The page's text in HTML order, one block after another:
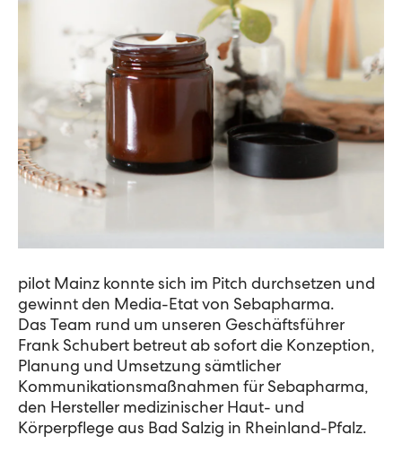
pilot Mainz konnte sich im Pitch durchsetzen und
gewinnt den Media-Etat von Sebapharma.
Das Team rund um unseren Geschäftsführer
Frank Schubert betreut ab sofort die Konzeption,
Planung und Umsetzung sämtlicher
Kommunikationsmaßnahmen für Sebapharma,
den Hersteller medizinischer Haut- und
Körperpflege aus Bad Salzig in Rheinland-Pfalz.